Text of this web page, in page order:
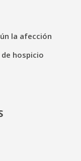
la afección
hospicio